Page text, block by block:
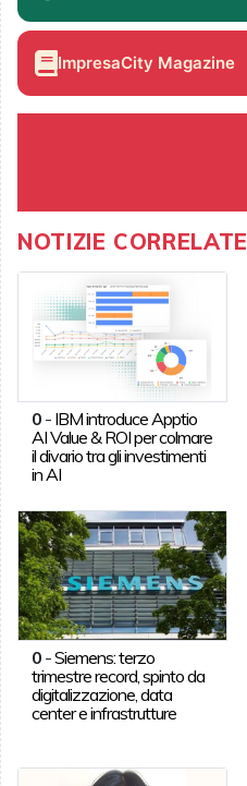
ImpresaCity Magazine
NOTIZIE CORRELATE
0- IBM introduce Apptio
AI Value & ROI per colmare
il divario tra gli investimenti
in AI
0-Siemens: terzo
trimestre record, spinto da
digitalizzazione, data
center e infrastrutture